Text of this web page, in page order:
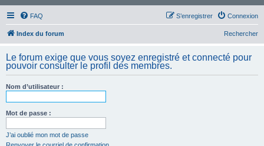
FAQ Connexion
S’enregistrer
Index du forum Rechercher
Le forum exige que vous soyez enregistré et connecté pour
pouvoir consulter le profil des membres.
Nom d’utilisateur :
Mot de passe :
J’ai oublié mon mot de passe